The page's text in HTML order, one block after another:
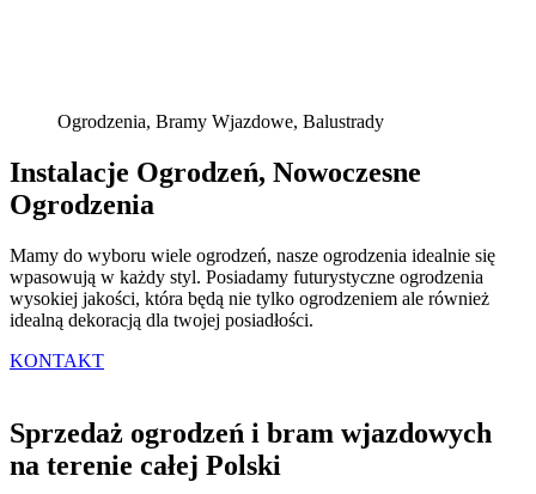
Ogrodzenia, Bramy Wjazdowe, Balustrady
Instalacje Ogrodzeń, Nowoczesne
Ogrodzenia
Mamy do wyboru wiele ogrodzeń, nasze ogrodzenia idealnie się
wpasowują w każdy styl. Posiadamy futurystyczne ogrodzenia
wysokiej jakości, która będą nie tylko ogrodzeniem ale również
idealną dekoracją dla twojej posiadłości.
KONTAKT
Sprzedaż ogrodzeń i bram wjazdowych
na terenie całej Polski